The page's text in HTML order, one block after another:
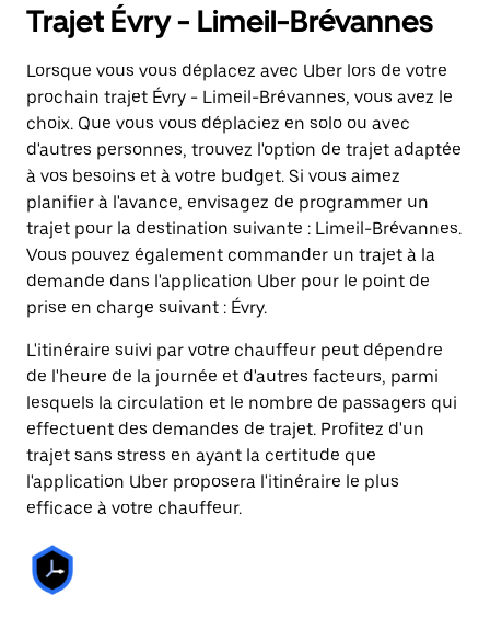
Trajet Évry - Limeil-Brévannes
Lorsque vous vous déplacez avec Uber lors de votre
prochain trajet Évry - Limeil-Brévannes, vous avez le
choix. Que vous vous déplaciez en solo ou avec
d'autres personnes, trouvez l'option de trajet adaptée
à vos besoins et à votre budget. Si vous aimez
planifier à l'avance, envisagez de programmer un
trajet pour la destination suivante : Limeil-Brévannes.
Vous pouvez également commander un trajet à la
demande dans l'application Uber pour le point de
prise en charge suivant : Évry.
L'itinéraire suivi par votre chauffeur peut dépendre
de l'heure de la journée et d'autres facteurs, parmi
lesquels la circulation et le nombre de passagers qui
effectuent des demandes de trajet. Profitez d'un
trajet sans stress en ayant la certitude que
l'application Uber proposera l'itinéraire le plus
efficace à votre chauffeur.